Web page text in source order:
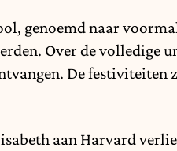
genoemd naar
Over de volledige
De festiviteiten
aan Harvard